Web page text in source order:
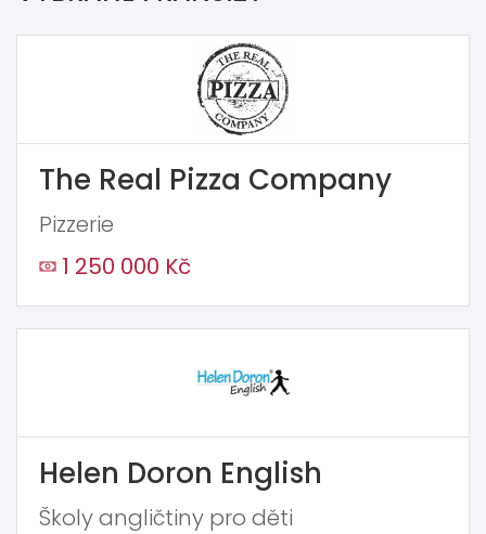
The Real Pizza Company
Pizzerie
1 250 000 Kč
Helen Doron English
Školy angličtiny pro děti